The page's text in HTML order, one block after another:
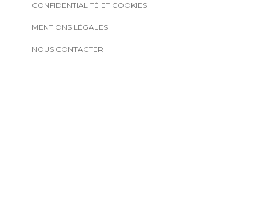
CONFIDENTIALITÉ ET COOKIES
MENTIONS LÉGALES
NOUS CONTACTER